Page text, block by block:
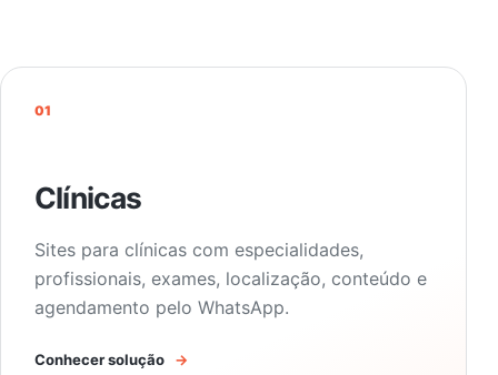
01
Clínicas
Sites para clínicas com especialidades,
profissionais, exames, localização, conteúdo e
agendamento pelo WhatsApp.
Conhecer solução →